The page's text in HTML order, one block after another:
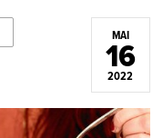
MAI
16
2022